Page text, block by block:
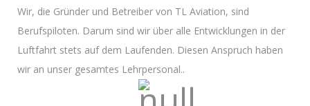
Wir, die Gründer und Betreiber von TL Aviation, sind
Berufspiloten. Darum sind wir über alle Entwicklungen in der
Luftfahrt stets auf dem Laufenden. Diesen Anspruch haben
wir an unser gesamtes Lehrpersonal..